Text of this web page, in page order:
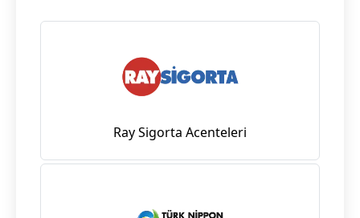
Ray Sigorta Acenteleri